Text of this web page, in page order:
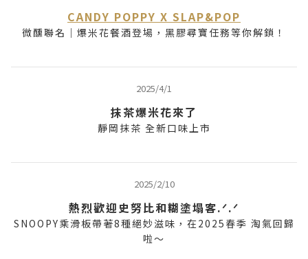
CANDY POPPY X SLAP&POP
微醺聯名｜爆米花餐酒登場，黑膠尋寶任務等你解鎖！
2025/4/1
抹茶爆米花來了
靜岡抹茶 全新口味上市
2025/2/10
熱烈歡迎史努比和糊塗塌客.ᐟ.ᐟ
SNOOPY乘滑板帶著8種絕妙滋味，在2025春季 淘氣回歸
啦～